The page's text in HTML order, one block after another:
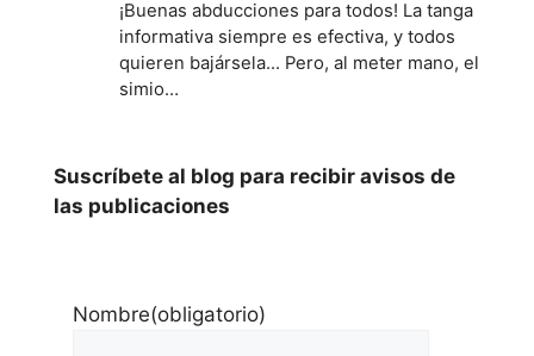
¡Buenas abducciones para todos! La tanga
informativa siempre es efectiva, y todos
quieren bajársela... Pero, al meter mano, el
simio…
Suscríbete al blog para recibir avisos de
las publicaciones
Nombre(obligatorio)